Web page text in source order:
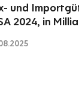
und
2024, in